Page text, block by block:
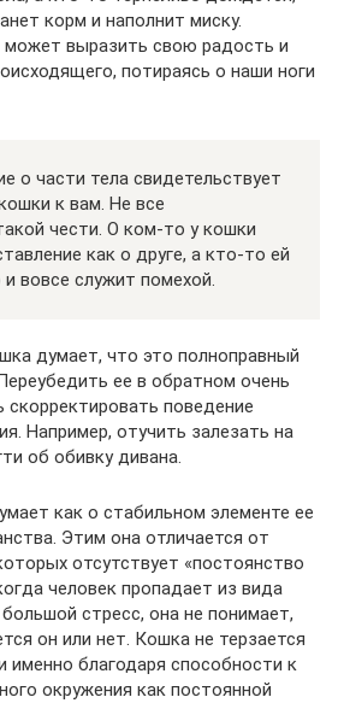
корм и наполнит миску.
выразить свою радость и
потираясь о наши ноги
о части тела свидетельствует
к вам. Не все
чести. О ком-то у кошки
как о друге, а кто-то ей
вовсе служит помехой.
думает, что это полноправный
ее в обратном очень
поведение
Например, отучить залезать на
об обивку дивана.
как о стабильном элементе ее
Этим она отличается от
отсутствует «постоянство
человек пропадает из вида
стресс, она не понимает,
он или нет. Кошка не терзается
благодаря способности к
окружения как постоянной